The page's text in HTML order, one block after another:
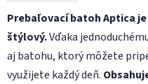
Prebaľovací batoh Aptica
štýlový.Vďaka
aj batohu, ktorý môžete
využijete každý deň.